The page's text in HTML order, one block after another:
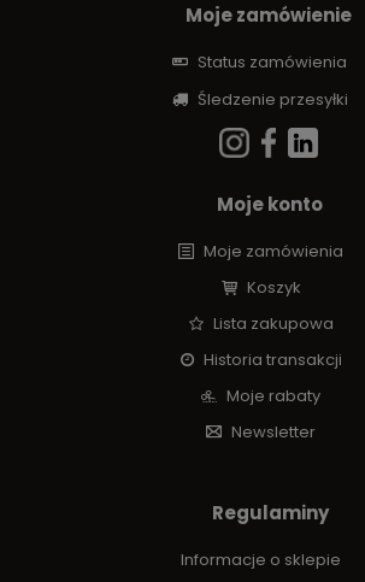
Moje zamówienie
Status zamówienia
Śledzenie przesyłki
Moje konto
Moje zamówienia
Koszyk
Lista zakupowa
Historia transakcji
Moje rabaty
Newsletter
Regulaminy
Informacje o sklepie